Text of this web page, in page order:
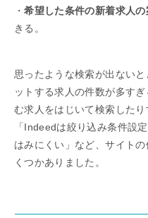
・希望した条件の新着求人
きる。
思ったような検索が出ない
ットする求人の件数が多す
む求人をはじいて検索した
「Indeedは絞り込み条件設
はみにくい」など、サイト
くつかありました。